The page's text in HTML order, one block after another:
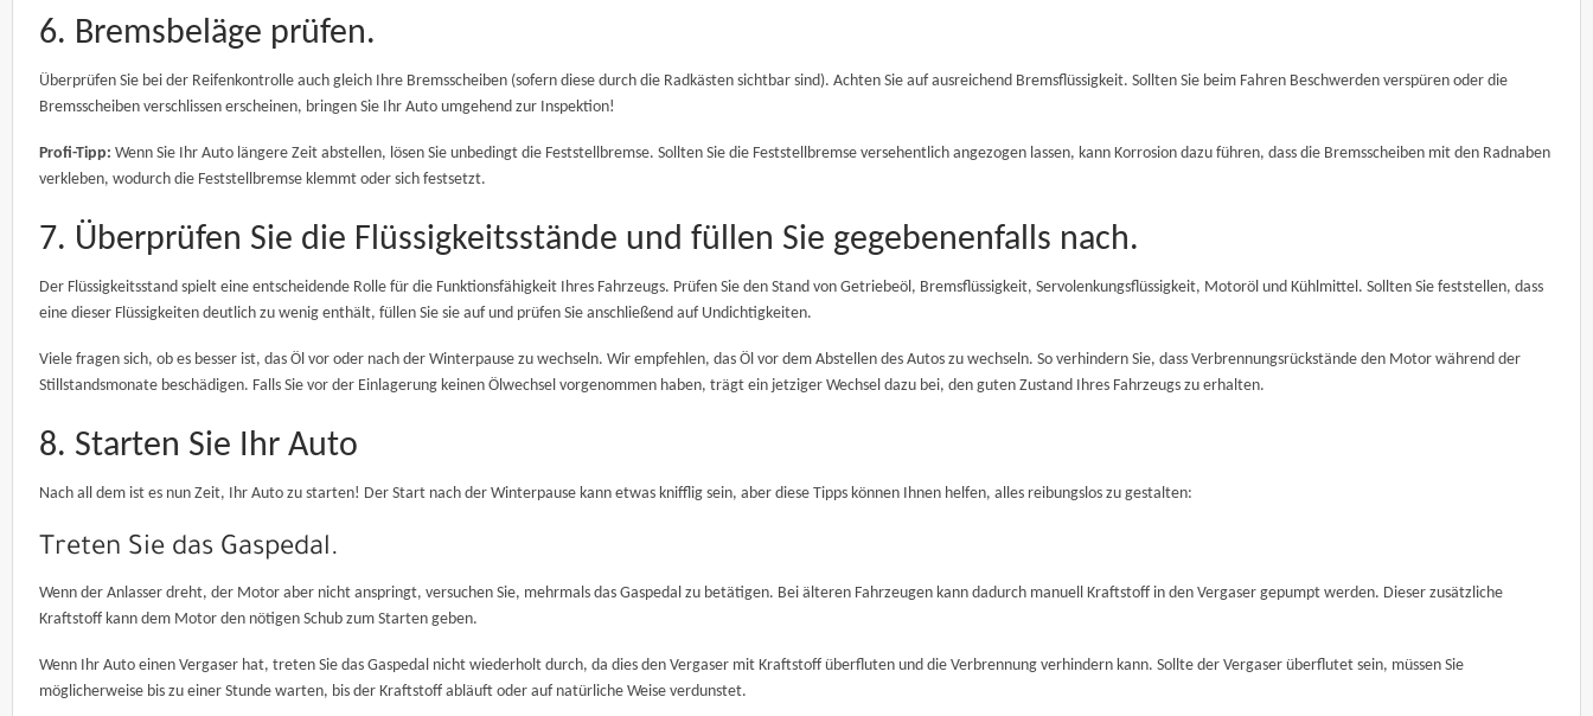
6. Bremsbeläge prüfen.
Überprüfen Sie bei der Reifenkontrolle auch gleich Ihre Bremsscheiben (sofern diese durch die Radkästen sichtbar sind). Achten Sie auf ausreichend Bremsflüssigkeit. Sollten Sie beim Fahren Beschwerden verspüren oder die
Bremsscheiben verschlissen erscheinen, bringen Sie Ihr Auto umgehend zur Inspektion!
Profi-Tipp: Wenn Sie Ihr Auto längere Zeit abstellen, lösen Sie unbedingt die Feststellbremse. Sollten Sie die Feststellbremse versehentlich angezogen lassen, kann Korrosion dazu führen, dass die Bremsscheiben mit den Radnaben
verkleben, wodurch die Feststellbremse klemmt oder sich festsetzt.
7. Überprüfen Sie die Flüssigkeitsstände und füllen Sie gegebenenfalls nach.
Der Flüssigkeitsstand spielt eine entscheidende Rolle für die Funktionsfähigkeit Ihres Fahrzeugs. Prüfen Sie den Stand von Getriebeöl, Bremsflüssigkeit, Servolenkungsflüssigkeit, Motoröl und Kühlmittel. Sollten Sie feststellen, dass
eine dieser Flüssigkeiten deutlich zu wenig enthält, füllen Sie sie auf und prüfen Sie anschließend auf Undichtigkeiten.
Viele fragen sich, ob es besser ist, das Öl vor oder nach der Winterpause zu wechseln. Wir empfehlen, das Öl vor dem Abstellen des Autos zu wechseln. So verhindern Sie, dass Verbrennungsrückstände den Motor während der
Stillstandsmonate beschädigen. Falls Sie vor der Einlagerung keinen Ölwechsel vorgenommen haben, trägt ein jetziger Wechsel dazu bei, den guten Zustand Ihres Fahrzeugs zu erhalten.
8. Starten Sie Ihr Auto
Nach all dem ist es nun Zeit, Ihr Auto zu starten! Der Start nach der Winterpause kann etwas knifflig sein, aber diese Tipps können Ihnen helfen, alles reibungslos zu gestalten:
Treten Sie das Gaspedal.
Wenn der Anlasser dreht, der Motor aber nicht anspringt, versuchen Sie, mehrmals das Gaspedal zu betätigen. Bei älteren Fahrzeugen kann dadurch manuell Kraftstoff in den Vergaser gepumpt werden. Dieser zusätzliche
Kraftstoff kann dem Motor den nötigen Schub zum Starten geben.
Wenn Ihr Auto einen Vergaser hat, treten Sie das Gaspedal nicht wiederholt durch, da dies den Vergaser mit Kraftstoff überfluten und die Verbrennung verhindern kann. Sollte der Vergaser überflutet sein, müssen Sie
möglicherweise bis zu einer Stunde warten, bis der Kraftstoff abläuft oder auf natürliche Weise verdunstet.